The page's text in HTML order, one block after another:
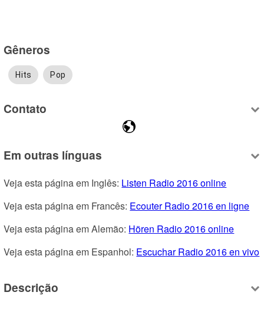
Gêneros
Hits Pop
Contato
Em outras línguas
Veja esta página em Inglês: Listen Radio 2016 online
Veja esta página em Francês: Ecouter Radio 2016 en ligne
Veja esta página em Alemão: Hören Radio 2016 online
Veja esta página em Espanhol: Escuchar Radio 2016 en vivo
Descrição